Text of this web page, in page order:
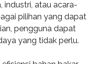
industri, atau acara-
pilihan yang dapat
pengguna dapat
yang tidak perlu.